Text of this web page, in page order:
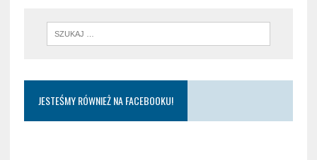
JESTEŚMY RÓWNIEŻ NA FACEBOOKU!